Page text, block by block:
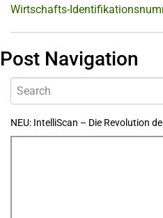
Wirtschafts-
Post Navigation
NEU: IntelliScan – Die Revolution